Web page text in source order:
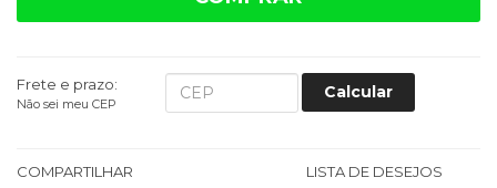
Frete e prazo:
Não sei meu CEP
Calcular
COMPARTILHAR LISTA DE DESEJOS